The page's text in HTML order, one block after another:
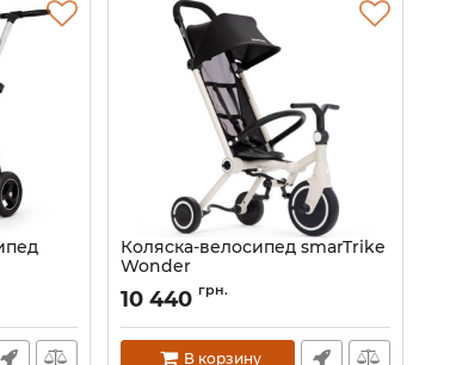
Коляска-велосипед smarTrike
Wonder
Артикул:5800501
10 440 грн.
В корзину